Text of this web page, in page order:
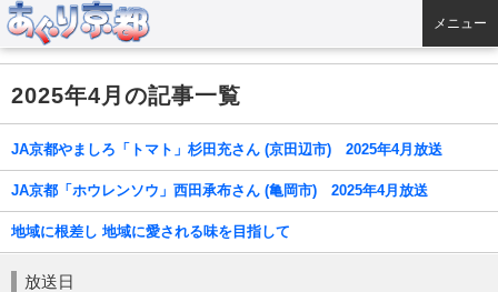
メニュー
2025年4月の記事一覧
JA京都やましろ「トマト」杉田充さん (京田辺市) 2025年4月放送
JA京都「ホウレンソウ」西田承布さん (亀岡市) 2025年4月放送
地域に根差し 地域に愛される味を目指して
放送日